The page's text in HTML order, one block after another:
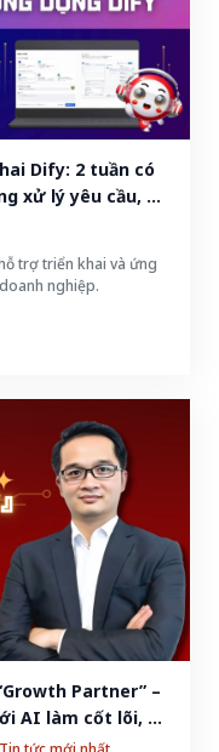
Dify: 2 tuần có
xử lý yêu cầu,
trợ triển khai và ứng
nghiệp.
Partner” –
AI làm cốt lõi, ra
khám phá